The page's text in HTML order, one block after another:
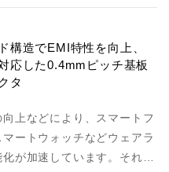
構造でEMI特性を向上、
応した0.4mmピッチ基板
タ
上などにより、スマートフ
ートウォッチなどウェアラ
が加速しています。それ…